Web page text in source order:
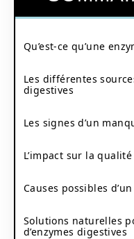
Qu’est-ce qu’une
Les différentes
digestives
Les signes d’un
L’impact sur la
Causes possibles
Solutions naturelles
d’enzymes digestives